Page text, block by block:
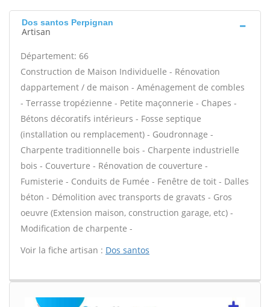
Dos santos Perpignan
Artisan
Département: 66
Construction de Maison Individuelle - Rénovation
dappartement / de maison - Aménagement de combles
- Terrasse tropézienne - Petite maçonnerie - Chapes -
Bétons décoratifs intérieurs - Fosse septique
(installation ou remplacement) - Goudronnage -
Charpente traditionnelle bois - Charpente industrielle
bois - Couverture - Rénovation de couverture -
Fumisterie - Conduits de Fumée - Fenêtre de toit - Dalles
béton - Démolition avec transports de gravats - Gros
oeuvre (Extension maison, construction garage, etc) -
Modification de charpente -
Voir la fiche artisan : Dos santos